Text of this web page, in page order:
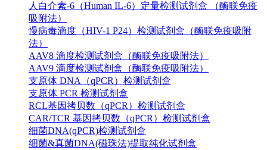
人白介素-6（Human IL-6）定量检测试剂盒 （酶联免疫
吸附法）
慢病毒滴度（HIV-1 P24）检测试剂盒（酶联免疫吸附
法）
AAV8 滴度检测试剂盒（酶联免疫吸附法）
AAV9 滴度检测试剂盒（酶联免疫吸附法）
支原体 DNA（qPCR）检测试剂盒
支原体 PCR 检测试剂盒
RCL基因拷贝数（qPCR）检测试剂盒
CAR/TCR 基因拷贝数（qPCR）检测试剂盒
细菌DNA(qPCR)检测试剂盒
细菌&真菌DNA(磁珠法)提取纯化试剂盒